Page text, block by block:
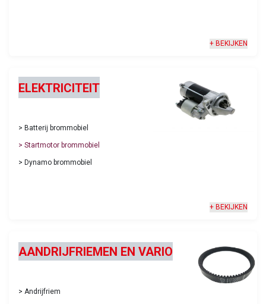
+ BEKIJKEN
ELEKTRICITEIT
> Batterij brommobiel
> Startmotor brommobiel
> Dynamo brommobiel
+ BEKIJKEN
AANDRIJFRIEMEN EN VARIO
> Andrijfriem